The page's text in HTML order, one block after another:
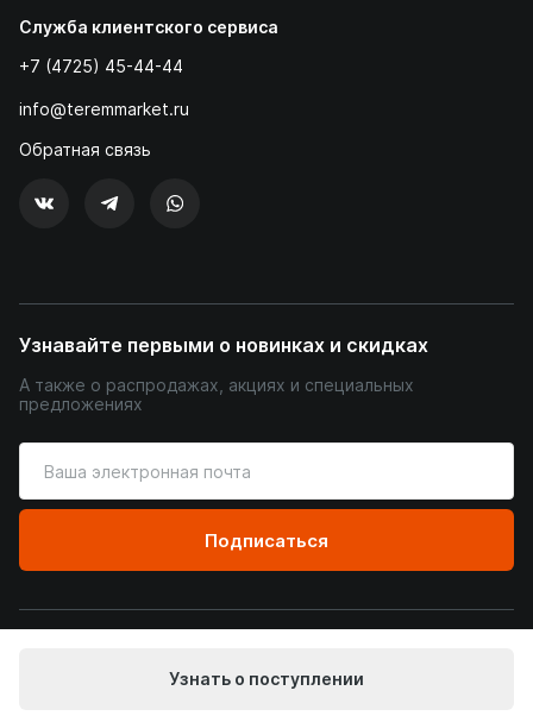
Узнать о поступлении
Служба клиентского сервиса
+7 (4725) 45-44-44
info@teremmarket.ru
Обратная связь
Узнавайте первыми о новинках и скидках
А также о распродажах, акциях и специальных
предложениях
ваш
адрес
почты
Подписаться
Пользовательское соглашение